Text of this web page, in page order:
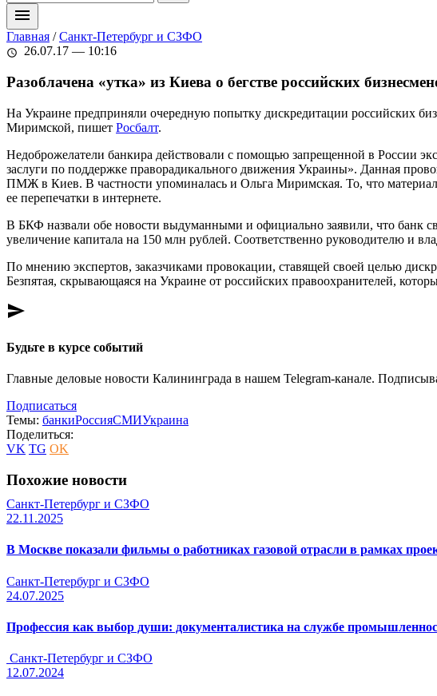
menu
Главная /Санкт-Петербург и СЗФО
schedule 26.07.17 — 10:16
Разоблачена «утка» из Киева о бегстве российских
На Украине предприняли очередную попытку дискредитации российских
Миримской, пишет Росбалт.
Недоброжелатели банкира действовали с помощью запрещенной в России
заслуги по поддержке праворадикального движения Украины». Данная
ПМЖ в Киев. В частности упоминалась и Ольга Миримская. То, что материал
ее перепечатки в интернете.
В БКФ назвали обе новости выдуманными и официально заявили, что банк
увеличение капитала на 150 млн рублей. Соответственно руководителю и
По мнению экспертов, заказчиками провокации, ставящей своей целью
Безпятая, скрывающаяся на Украине от российских правоохранителей,
send
Будьте в курсе событий
Главные деловые новости Калининграда в нашем Telegram-канале.
Подписаться
Темы: банкиРоссияСМИУкраина
Поделиться:
VK TG OK
Похожие новости
Санкт-Петербург и СЗФО
22.11.2025
В Москве показали фильмы о работниках газовой отрасли в рамках
Санкт-Петербург и СЗФО
24.07.2025
Профессия как выбор души: документалистика на службе
Санкт-Петербург и СЗФО
12.07.2024